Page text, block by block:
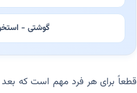
گوشتی -
قطعاً برای هر فرد مهم است که بعد